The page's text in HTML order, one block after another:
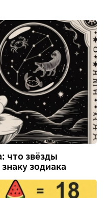
что звёзды
зодиака